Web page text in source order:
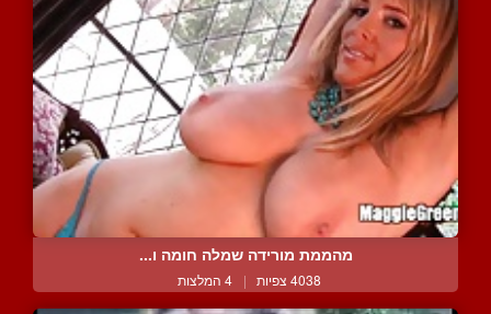
מהממת מורידה שמלה חומה ו...
4038 צפיות | 4 המלצות